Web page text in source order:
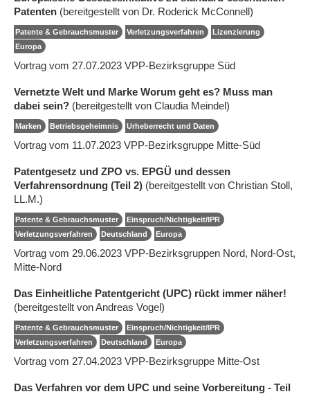
Patenten (bereitgestellt von Dr. Roderick McConnell)
Patente & Gebrauchsmuster Verletzungsverfahren
Lizenzierung
Europa
Vortrag vom 27.07.2023 VPP-Bezirksgruppe Süd
Vernetzte Welt und Marke Worum geht es? Muss man
dabei sein? (bereitgestellt von Claudia Meindel)
Marken Betriebsgeheimnis Urheberrecht und Daten
Vortrag vom 11.07.2023 VPP-Bezirksgruppe Mitte-Süd
Patentgesetz und ZPO vs. EPGÜ und dessen
Verfahrensordnung (Teil 2) (bereitgestellt von Christian Stoll,
LL.M.)
Patente & Gebrauchsmuster
Einspruch/Nichtigkeit/IPR
Verletzungsverfahren
Deutschland Europa
Vortrag vom 29.06.2023 VPP-Bezirksgruppen Nord, Nord-Ost,
Mitte-Nord
Das Einheitliche Patentgericht (UPC) rückt immer näher!
(bereitgestellt von Andreas Vogel)
Patente & Gebrauchsmuster
Einspruch/Nichtigkeit/IPR
Verletzungsverfahren
Deutschland Europa
Vortrag vom 27.04.2023 VPP-Bezirksgruppe Mitte-Ost
Das Verfahren vor dem UPC und seine Vorbereitung - Teil